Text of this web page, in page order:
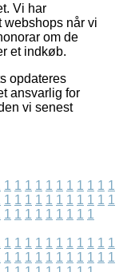
Vi har
når vi
om de
et indkøb.
opdateres
ansvarlig for
vi senest
1 1 1 1 1 1 1 1 1 1 1
1 1 1 1 1 1 1 1 1 1 1
1 1 1 1 1 1 1 1 1
1 1 1 1 1 1 1 1 1 1 1
1 1 1 1 1 1 1 1 1 1 1